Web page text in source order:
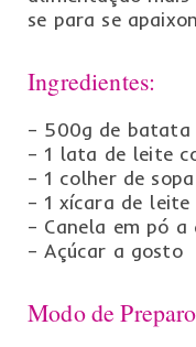
se para se
Ingredientes:
– 500g de batata
– 1 lata de leite
– 1 colher de
– 1 xícara de leite
– Canela em pó a
– Açúcar a gosto
Modo de